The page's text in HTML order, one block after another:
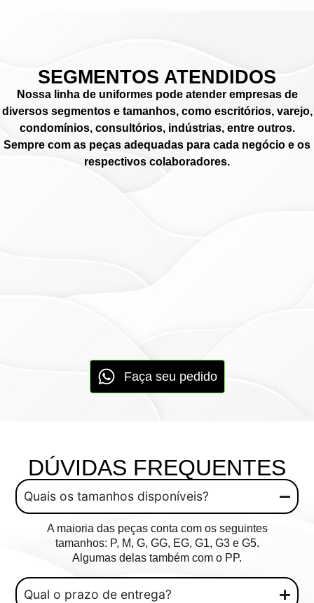
SEGMENTOS ATENDIDOS
Nossa linha de uniformes pode atender empresas de
diversos segmentos e tamanhos, como escritórios, varejo,
condomínios, consultórios, indústrias, entre outros.
Sempre com as peças adequadas para cada negócio e os
respectivos colaboradores.
Faça seu pedido
DÚVIDAS FREQUENTES
Quais os tamanhos disponíveis?
A maioria das peças conta com os seguintes
tamanhos: P, M, G, GG, EG, G1, G3 e G5.
Algumas delas também com o PP.
Qual o prazo de entrega?